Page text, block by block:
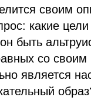
своим
какие
быть
со
является